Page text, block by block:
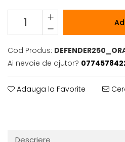
Cod Produs:
Ai nevoie de ajutor?
Adauga la Favorite
Descriere